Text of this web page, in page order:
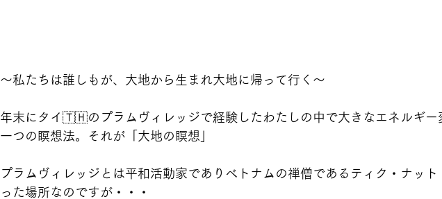
〜私たちは誰しもが、大地から生まれ大地に帰って行く〜
年末にタイ🇹🇭のプラムヴィレッジで経験したわたしの中で大きなエネルギー
一つの瞑想法。それが「大地の瞑想」
プラムヴィレッジとは平和活動家でありベトナムの禅僧であるティク・ナット
った場所なのですが・・・